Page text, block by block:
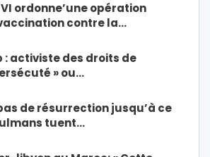
ordonne’une opération
contre la…
: activiste des droits de
» ou…
de résurrection jusqu’à ce
tuent…